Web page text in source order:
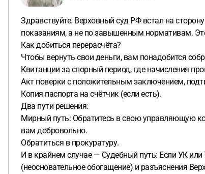
Здравствуйте. Верховный суд РФ встал на
показаниям, а не по завышенным нормативам.
Как добиться перерасчёта?
Чтобы вернуть свои деньги, вам понадобится
Квитанции за спорный период, где начисления
Акт поверки с положительным заключением,
Копия паспорта на счётчик (если есть).
Два пути решения:
Мирный путь: Обратитесь в свою управляющую
вам добровольно.
Обратиться в прокуратуру.
И в крайнем случае — Судебный путь: Если УК
(неосновательное обогащение) и разъяснения